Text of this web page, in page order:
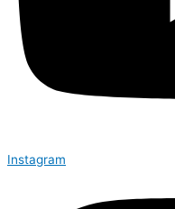
Instagram